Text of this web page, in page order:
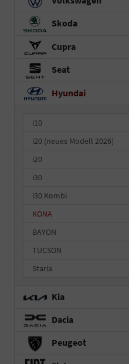
Skoda
Cupra
Seat
Hyundai
i10
i20 (neues Modell 2026)
i20
i30
i30 Kombi
KONA
BAYON
TUCSON
Staria
Kia
Dacia
Peugeot